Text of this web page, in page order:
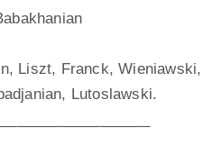
Liszt, Franck, Wieniawski,
Lutoslawski.